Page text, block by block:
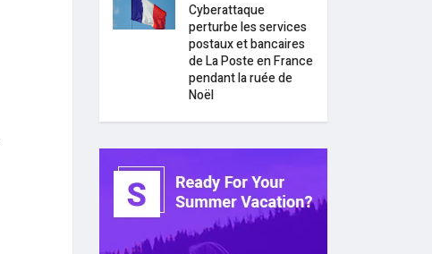
Cyberattaque
perturbe les services
postaux et bancaires
de La Poste en France
pendant la ruée de
Noël